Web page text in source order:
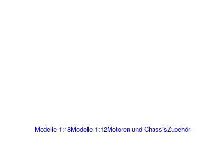
Modelle 1:18Modelle 1:12Motoren und ChassisZubehör